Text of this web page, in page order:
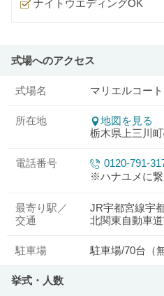
ナイトウエディングOK
式場へのアクセス
式場名 マリエルコー
所在地
地図を見る
栃木県上三川
電話番号
0120-791-
※ハナユメに繋
最寄り駅／
交通
JR宇都宮線宇
北関東自動車
駐車場 駐車場/70台（
挙式・人数